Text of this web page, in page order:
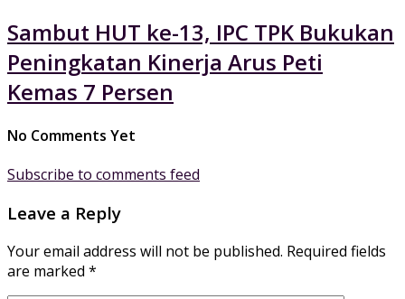
Sambut HUT ke-13, IPC TPK Bukukan
Peningkatan Kinerja Arus Peti
Kemas 7 Persen
No Comments Yet
Subscribe to comments feed
Leave a Reply
Your email address will not be published. Required fields
are marked *